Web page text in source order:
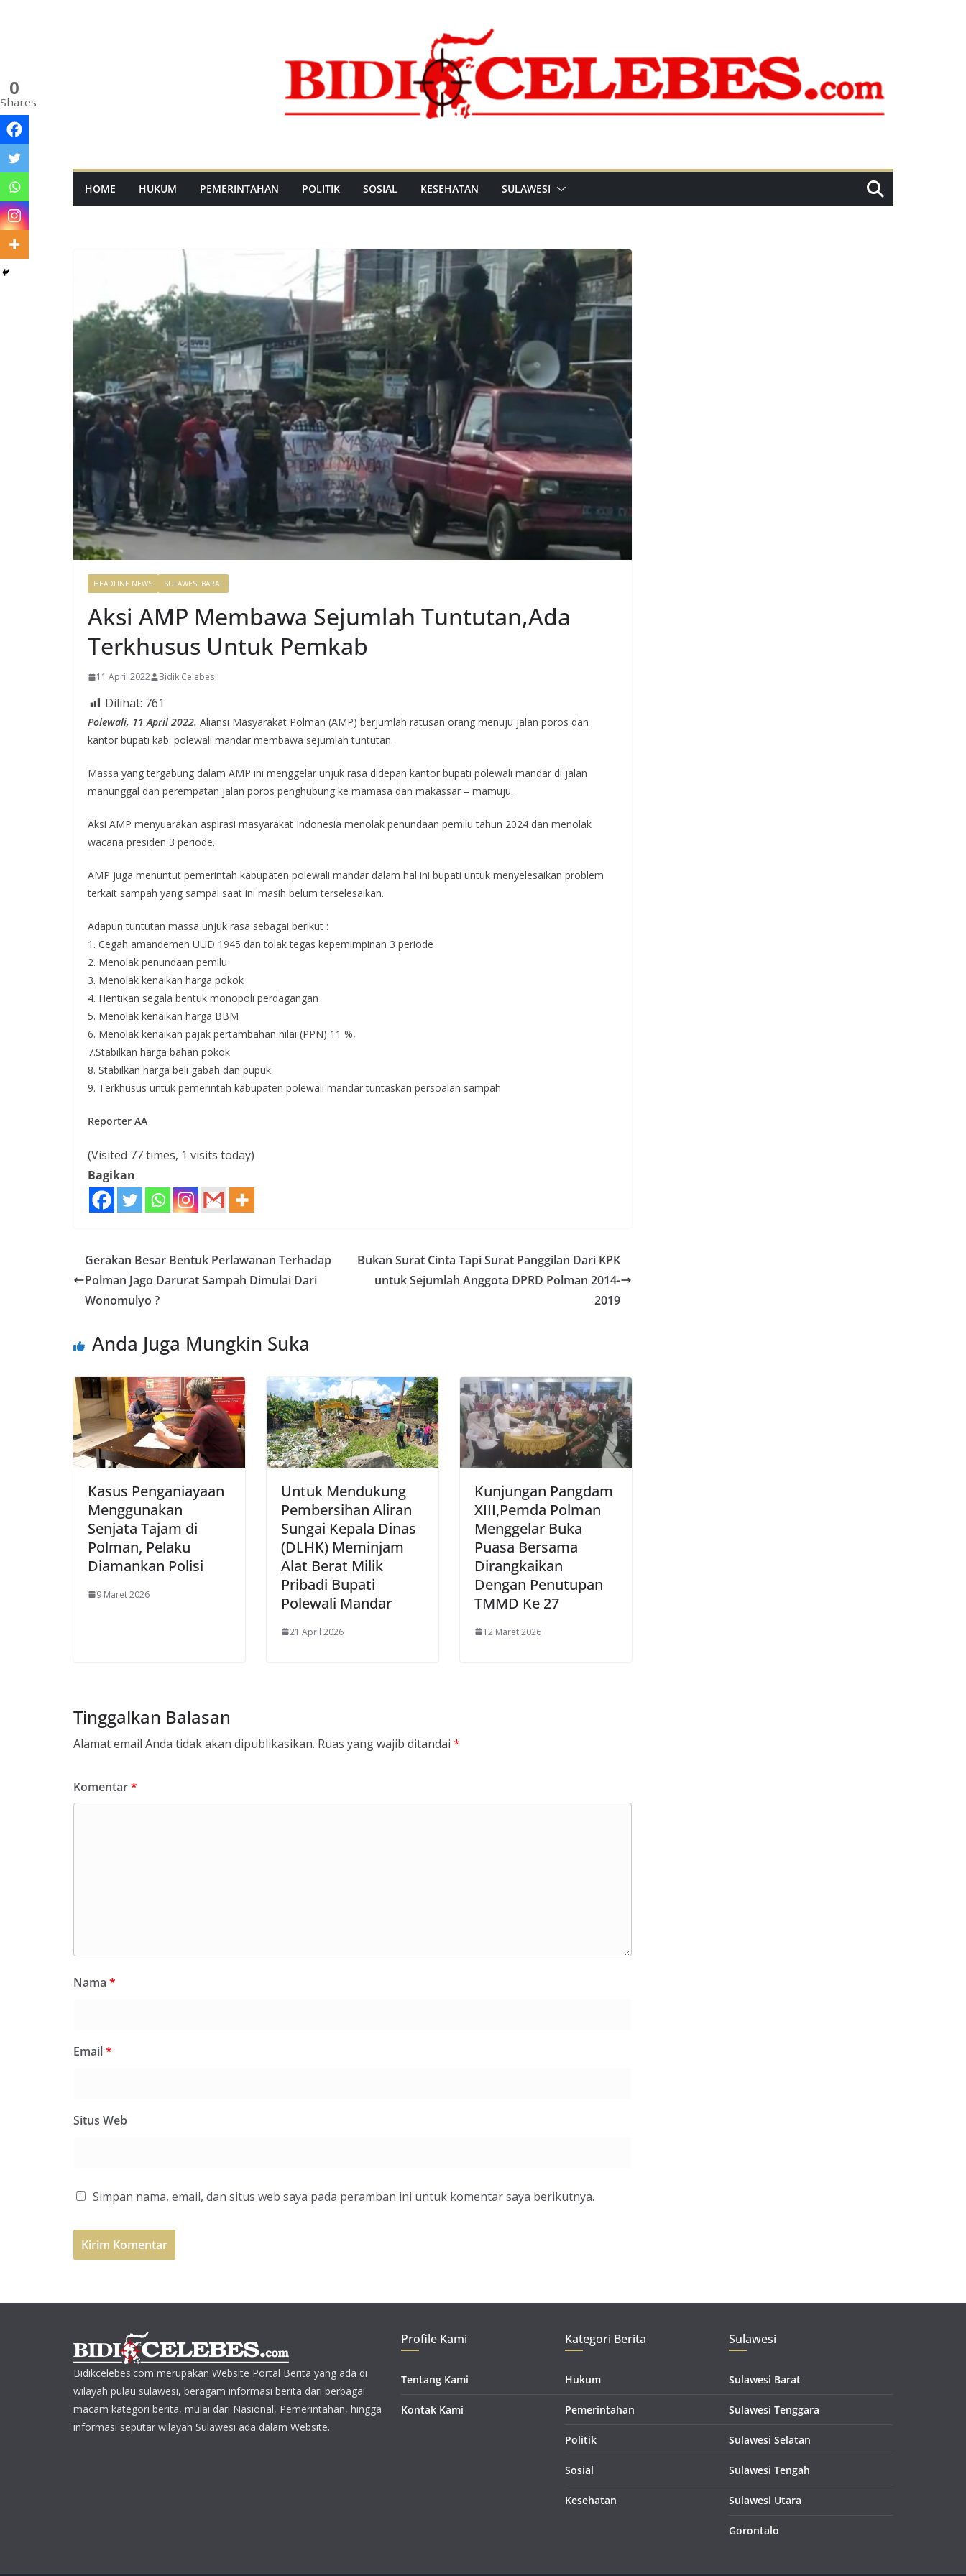
HOME HUKUM PEMERINTAHAN POLITIK SOSIAL KESEHATAN SULAWESI
HEADLINE NEWS SULAWESI BARAT
Aksi AMP Membawa Sejumlah Tuntutan,Ada
Terkhusus Untuk Pemkab
11 April 2022 Bidik Celebes
Dilihat: 761
Polewali, 11 April 2022. Aliansi Masyarakat Polman (AMP) berjumlah ratusan orang menuju jalan poros dan
kantor bupati kab. polewali mandar membawa sejumlah tuntutan.
Massa yang tergabung dalam AMP ini menggelar unjuk rasa didepan kantor bupati polewali mandar di jalan
manunggal dan perempatan jalan poros penghubung ke mamasa dan makassar – mamuju.
Aksi AMP menyuarakan aspirasi masyarakat Indonesia menolak penundaan pemilu tahun 2024 dan menolak
wacana presiden 3 periode.
AMP juga menuntut pemerintah kabupaten polewali mandar dalam hal ini bupati untuk menyelesaikan problem
terkait sampah yang sampai saat ini masih belum terselesaikan.
Adapun tuntutan massa unjuk rasa sebagai berikut :
1. Cegah amandemen UUD 1945 dan tolak tegas kepemimpinan 3 periode
2. Menolak penundaan pemilu
3. Menolak kenaikan harga pokok
4. Hentikan segala bentuk monopoli perdagangan
5. Menolak kenaikan harga BBM
6. Menolak kenaikan pajak pertambahan nilai (PPN) 11 %,
7.Stabilkan harga bahan pokok
8. Stabilkan harga beli gabah dan pupuk
9. Terkhusus untuk pemerintah kabupaten polewali mandar tuntaskan persoalan sampah
Reporter AA
(Visited 77 times, 1 visits today)
Bagikan
0
Shares
Gerakan Besar Bentuk Perlawanan Terhadap
Polman Jago Darurat Sampah Dimulai Dari
Wonomulyo ?
Bukan Surat Cinta Tapi Surat Panggilan Dari KPK
untuk Sejumlah Anggota DPRD Polman 2014-
2019
Anda Juga Mungkin Suka
Kasus Penganiayaan
Menggunakan
Senjata Tajam di
Polman, Pelaku
Diamankan Polisi
9 Maret 2026
Untuk Mendukung
Pembersihan Aliran
Sungai Kepala Dinas
(DLHK) Meminjam
Alat Berat Milik
Pribadi Bupati
Polewali Mandar
21 April 2026
Kunjungan Pangdam
XIII,Pemda Polman
Menggelar Buka
Puasa Bersama
Dirangkaikan
Dengan Penutupan
TMMD Ke 27
12 Maret 2026
Tinggalkan Balasan
Alamat email Anda tidak akan dipublikasikan. Ruas yang wajib ditandai *
Komentar*
Nama *
Email*
Situs Web
Simpan nama, email, dan situs web saya pada peramban ini untuk komentar saya berikutnya.
Bidikcelebes.com merupakan Website Portal Berita yang ada di
wilayah pulau sulawesi, beragam informasi berita dari berbagai
macam kategori berita, mulai dari Nasional, Pemerintahan, hingga
informasi seputar wilayah Sulawesi ada dalam Website.
Profile Kami
Tentang Kami
Kontak Kami
Kategori Berita
Hukum
Pemerintahan
Politik
Sosial
Kesehatan
Sulawesi
Sulawesi Barat
Sulawesi Tenggara
Sulawesi Selatan
Sulawesi Tengah
Sulawesi Utara
Gorontalo